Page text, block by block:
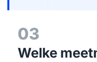
03
Welke